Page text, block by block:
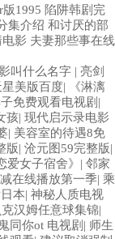
叫什么名字 | 亮剑
美版百度|
《淋漓
免费观看电视剧 |
孩| 现代启示录电影
| 美容室的待遇8免
版| 沧元图59完整版|
爱女子宿舍》 | 邻家
在线播放第一季| 乘
本| 神秘人质电视
克汉姆任意球集锦|
鬼同你ot 电视剧 | 师生